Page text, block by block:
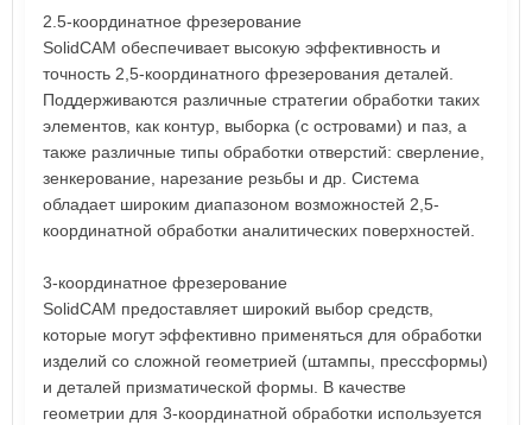
2.5-координатное фрезерование
SolidCAM обеспечивает высокую эффективность и
точность 2,5-координатного фрезерования деталей.
Поддерживаются различные стратегии обработки таких
элементов, как контур, выборка (с островами) и паз, а
также различные типы обработки отверстий: сверление,
зенкерование, нарезание резьбы и др. Система
обладает широким диапазоном возможностей 2,5-
координатной обработки аналитических поверхностей.
3-координатное фрезерование
SolidCAM предоставляет широкий выбор средств,
которые могут эффективно применяться для обработки
изделий со сложной геометрией (штампы, прессформы)
и деталей призматической формы. В качестве
геометрии для 3-координатной обработки используется